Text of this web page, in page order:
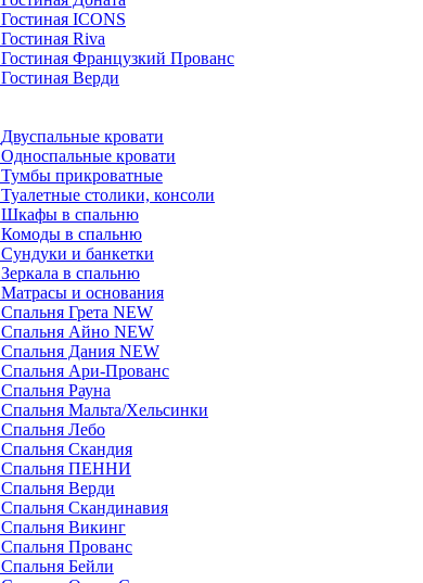
Гостиная ICONS
Гостиная Riva
Гостиная Французкий Прованс
Гостиная Верди
Двуспальные кровати
Односпальные кровати
Тумбы прикроватные
Туалетные столики, консоли
Шкафы в спальню
Комоды в спальню
Сундуки и банкетки
Зеркала в спальню
Матрасы и основания
Спальня Грета NEW
Спальня Айно NEW
Спальня Дания NEW
Спальня Ари-Прованс
Спальня Рауна
Спальня Мальта/Хельсинки
Спальня Лебо
Спальня Скандия
Спальня ПЕННИ
Спальня Верди
Спальня Скандинавия
Спальня Викинг
Спальня Прованс
Спальня Бейли